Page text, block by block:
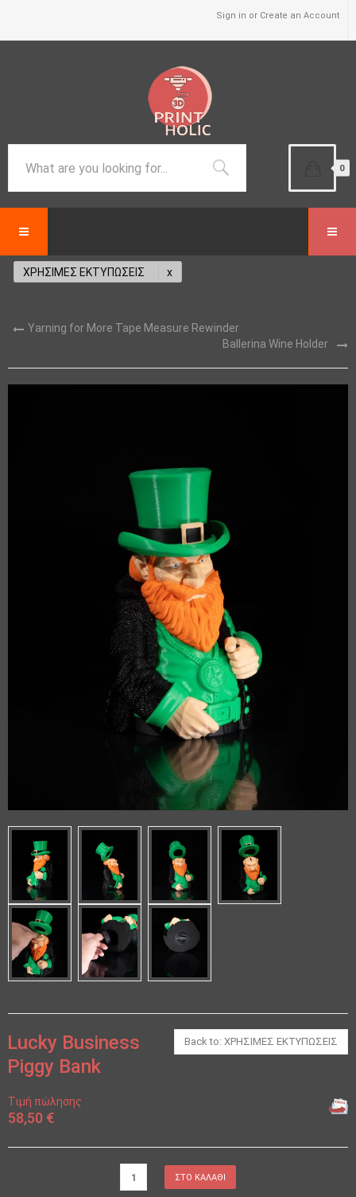
Sign in or Create an Account
0
ΧΡΗΣΙΜΕΣ ΕΚΤΥΠΩΣΕΙΣ
Yarning for More Tape Measure Rewinder
Ballerina Wine Holder
Back to: ΧΡΗΣΙΜΕΣ ΕΚΤΥΠΩΣΕΙΣ
Lucky Business
Piggy Bank
Τιμή πώλησης
58,50 €